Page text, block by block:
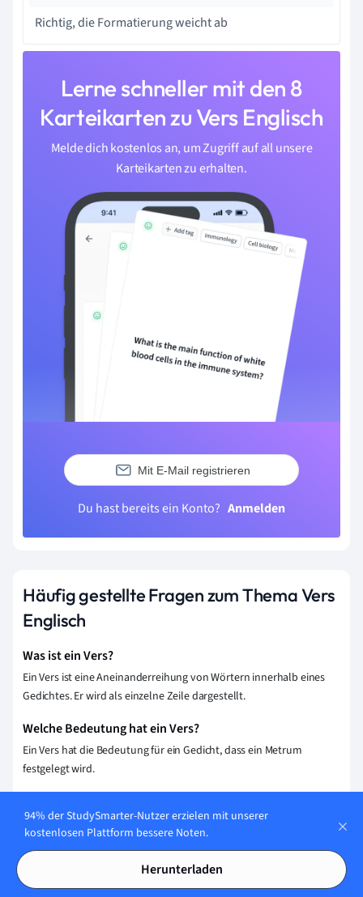
Richtig, die Formatierung weicht ab
Lerne schneller mit den 8
Karteikarten zu Vers Englisch
Melde dich kostenlos an, um Zugriff auf all unsere
Karteikarten zu erhalten.
Mit E-Mail registrieren
Du hast bereits ein Konto? Anmelden
Häufig gestellte Fragen zum Thema Vers
Englisch
Was ist ein Vers?
Ein Vers ist eine Aneinanderreihung von Wörtern innerhalb eines
Gedichtes. Er wird als einzelne Zeile dargestellt.
Welche Bedeutung hat ein Vers?
Ein Vers hat die Bedeutung für ein Gedicht, dass ein Metrum
festgelegt wird.
Ein Vers ist eine Aneinanderreihung von Wörtern innerhalb eines
Gedichtes. Er wird als einzelne Zeile dargestellt.
Ist ein Vers eine Zeile?
94% der StudySmarter-Nutzer erzielen mit unserer
kostenlosen Plattform bessere Noten.
Herunterladen